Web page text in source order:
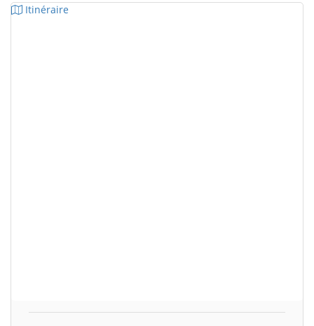
Itinéraire